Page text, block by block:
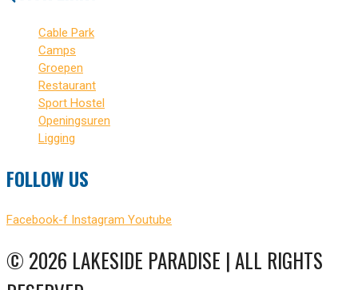
Cable Park
Camps
Groepen
Restaurant
Sport Hostel
Openingsuren
Ligging
FOLLOW US
Facebook-f Instagram Youtube
© 2026 LAKESIDE PARADISE | ALL RIGHTS